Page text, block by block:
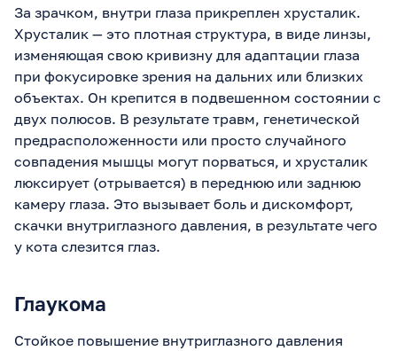
За зрачком, внутри глаза прикреплен хрусталик.
Хрусталик — это плотная структура, в виде линзы,
изменяющая свою кривизну для адаптации глаза
при фокусировке зрения на дальних или близких
объектах. Он крепится в подвешенном состоянии с
двух полюсов. В результате травм, генетической
предрасположенности или просто случайного
совпадения мышцы могут порваться, и хрусталик
люксирует (отрывается) в переднюю или заднюю
камеру глаза. Это вызывает боль и дискомфорт,
скачки внутриглазного давления, в результате чего
у кота слезится глаз.
Глаукома
Стойкое повышение внутриглазного давления